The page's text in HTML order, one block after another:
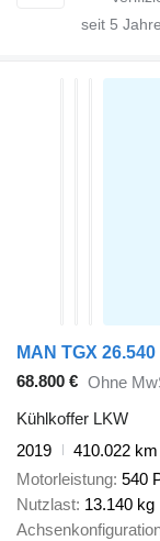
seit 5
MAN TGX
68.800 € Ohne
Kühlkoffer LKW
2019
410.022 km
Motorleistung 540
Nutzlast 13.140 kg